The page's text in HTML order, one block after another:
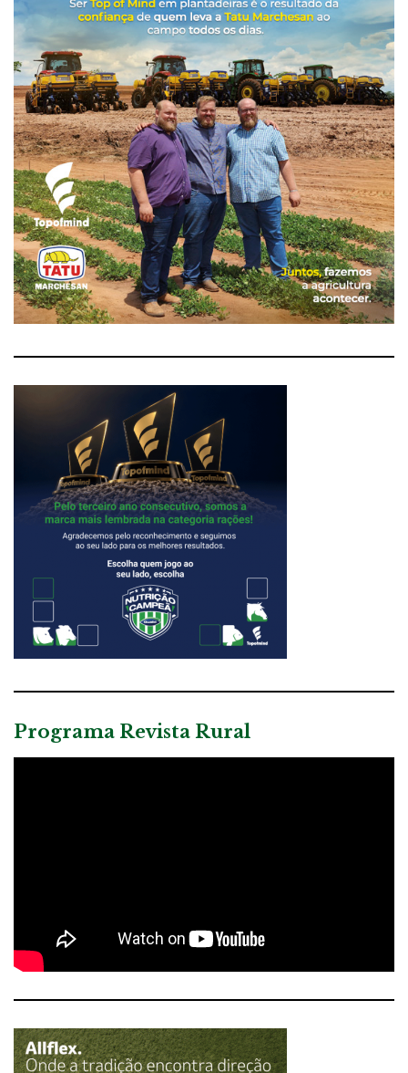
Programa Revista Rural